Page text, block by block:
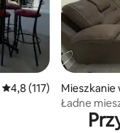
Średnia ocena: 4,8 na 5,
4,8 (117)
Mieszkanie
o
Ładne